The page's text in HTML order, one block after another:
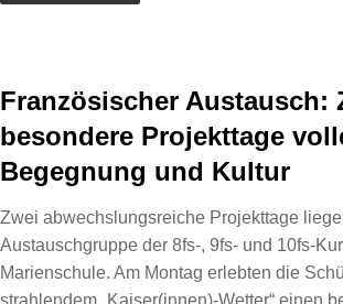
Französischer Austausch:
besondere Projekttage
Begegnung und Kultur
Zwei abwechslungsreiche Projekttage
Austauschgruppe der 8fs-, 9fs- und 10fs-
Marienschule. Am Montag erlebten die
strahlendem „Kaiser(innen)-Wetter“ einen